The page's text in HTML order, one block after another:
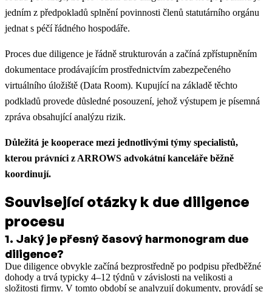
jedním z předpokladů splnění povinnosti členů statutárního orgánu
jednat s péčí řádného hospodáře.
Proces due diligence je řádně strukturován a začíná zpřístupněním
dokumentace prodávajícím prostřednictvím zabezpečeného
virtuálního úložiště (Data Room). Kupující na základě těchto
podkladů provede důsledné posouzení, jehož výstupem je písemná
zpráva obsahující analýzu rizik.
Důležitá je kooperace mezi jednotlivými týmy specialistů,
kterou právníci z ARROWS advokátní kanceláře běžně
koordinují.
Související otázky k due diligence
procesu
1. Jaký je přesný časový harmonogram due
diligence?
Due diligence obvykle začíná bezprostředně po podpisu předběžné
dohody a trvá typicky 4–12 týdnů v závislosti na velikosti a
složitosti firmy. V tomto období se analyzují dokumenty, provádí se